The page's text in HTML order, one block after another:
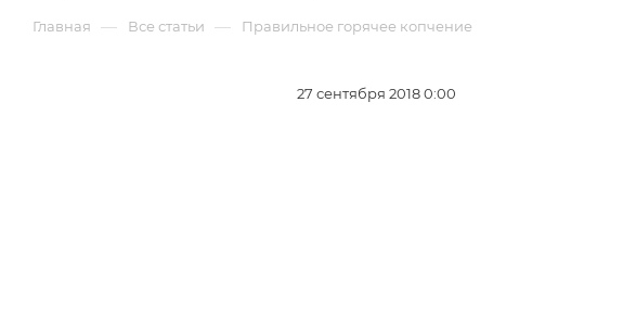
Главная — Все статьи — Правильное горячее копчение
27 сентября 2018 0:00